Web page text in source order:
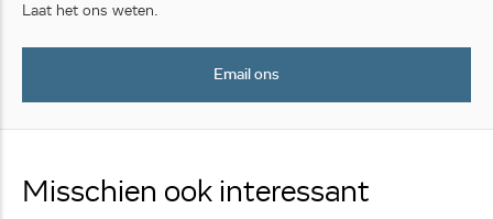
Laat het ons weten.
Email ons
Misschien ook interessant